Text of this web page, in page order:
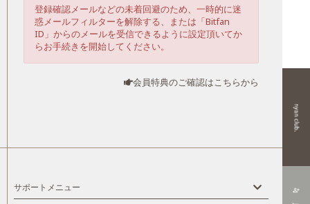
person_add_alt
登録確認メールなどの未着回避のため、一時的に迷
惑メールフィルターを解除する、または「Bitfan
ID」からのメールを受信できるように設定頂いてか
らお手続きを開始してください。
会員特典のご確認はこちらから
サポートメニュー